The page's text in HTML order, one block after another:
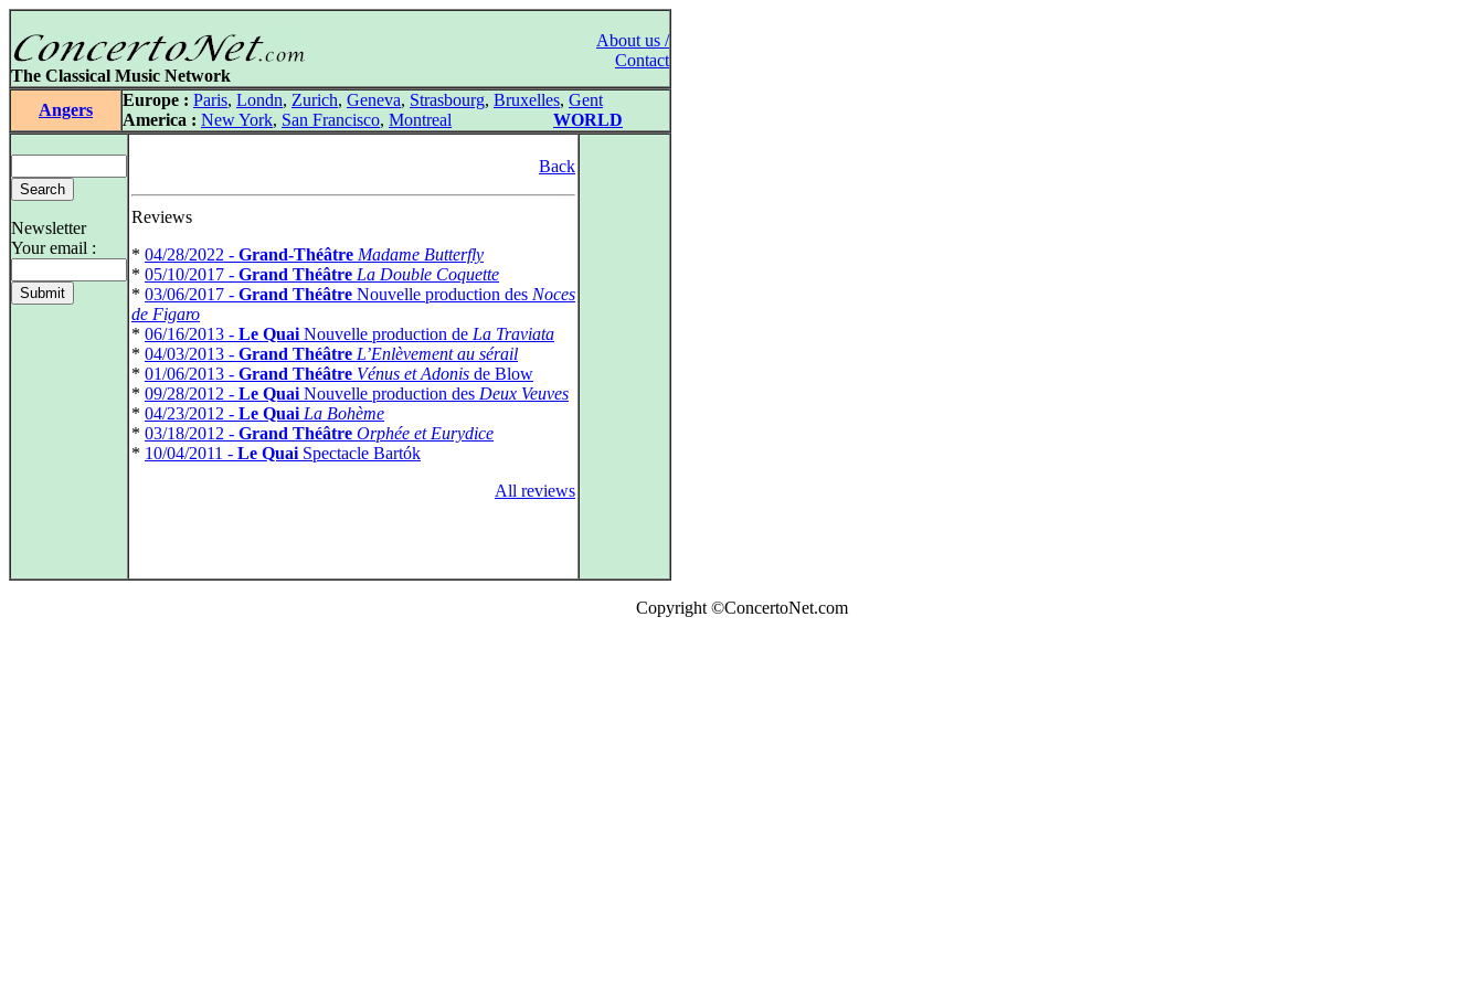
About us /
Contact
The Classical Music Network
Angers
Europe : Paris, Londn, Zurich, Geneva, Strasbourg, Bruxelles, Gent
America : New York, San Francisco, Montreal WORLD
Newsletter
Your email :
Back
Reviews
* 04/28/2022 - Grand-Théâtre Madame Butterfly
* 05/10/2017 - Grand Théâtre La Double Coquette
* 03/06/2017 - Grand Théâtre Nouvelle production des Noces
de Figaro
* 06/16/2013 - Le Quai Nouvelle production de La Traviata
* 04/03/2013 - Grand Théâtre L’Enlèvement au sérail
* 01/06/2013 - Grand Théâtre Vénus et Adonis de Blow
* 09/28/2012 - Le Quai Nouvelle production des Deux Veuves
* 04/23/2012 - Le Quai La Bohème
* 03/18/2012 - Grand Théâtre Orphée et Eurydice
* 10/04/2011 - Le Quai Spectacle Bartók
All reviews
Copyright ©ConcertoNet.com